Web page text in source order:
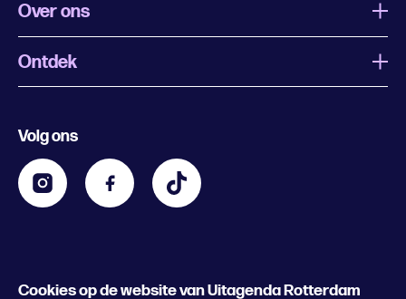
Cookies op de website van Uitagenda Rotterdam
Over ons
Wat is Uitagenda Rotterdam
Contact
Zakelijk
Ontdek
Kids
Volg ons